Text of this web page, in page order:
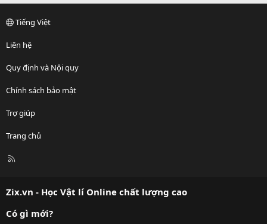
Tiếng Việt
Liên hệ
Quy định và Nội quy
Chính sách bảo mật
Trợ giúp
Trang chủ
R
Zix.vn - Học Vật lí Online chất lượng cao
Có gì mới?